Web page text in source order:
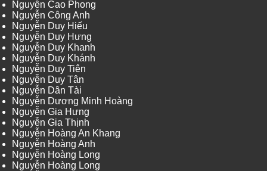
Nguyễn Cao Phong
Nguyễn Công Anh
Nguyễn Duy Hiếu
Nguyễn Duy Hưng
Nguyễn Duy Khanh
Nguyễn Duy Khánh
Nguyễn Duy Tiên
Nguyễn Duy Tân
Nguyễn Dân Tài
Nguyễn Dương Minh Hoàng
Nguyễn Gia Hưng
Nguyễn Gia Thịnh
Nguyễn Hoàng An Khang
Nguyễn Hoàng Anh
Nguyễn Hoàng Long
Nguyễn Hoàng Long